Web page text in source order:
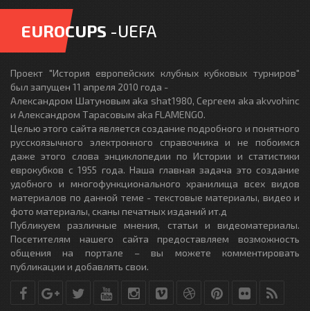
EUROCUPS -UEFA
Проект "История европейских клубных кубковых турниров"
был запущен 11 апреля 2010 года -
Александром Шатуновым aka shat1980, Сергеем aka akvvohinc
и Александром Тарасовым aka FLAMENGO.
Целью этого сайта является создание подробного и понятного
русскоязычного электронного справочника и не побоимся
даже этого слова энциклопедии по Истории и статистики
еврокубков с 1955 года. Наша главная задача это создание
удобного и многофункционального хранилища всех видов
материалов по данной теме - текстовые материалы, видео и
фото материалы, сканы печатных изданий ит.д
Публикуем различные мнения, статьи и видеоматериалы.
Посетителям нашего сайта предоставляем возможность
общения на портале – вы можете комментировать
публикации и добавлять свои.